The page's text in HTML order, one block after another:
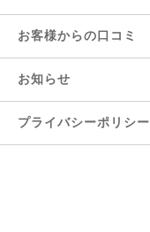
お客様からの口コミ
お知らせ
プライバシーポリシー